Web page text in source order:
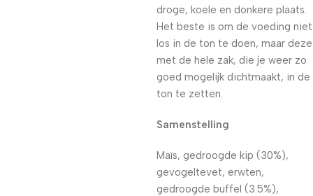
droge, koele en donkere plaats.
Het beste is om de voeding niet
los in de ton te doen, maar deze
met de hele zak, die je weer zo
goed mogelijk dichtmaakt, in de
ton te zetten.
Samenstelling
Maïs, gedroogde kip (30%),
gevogeltevet, erwten,
gedroogde buffel (3.5%),